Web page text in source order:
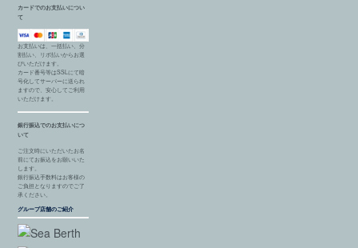
カードでのお支払いについ
て
お支払いは、一括払い、分
割払い、リボ払いからお選
びいただけます。
カード番号等はSSLにて暗
号化してサーバーに送られ
ますので、安心してご利用
いただけます。
銀行振込でのお支払いにつ
いて
ご注文時にいただいたお名
前にてお振込をお願いいた
します。
銀行振込手数料はお客様の
ご負担となりますのでご了
承ください。
グループ店舗のご紹介